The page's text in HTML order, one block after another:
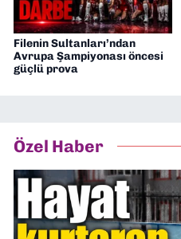
Filenin Sultanları’ndan
Avrupa Şampiyonası öncesi
güçlü prova
Özel Haber